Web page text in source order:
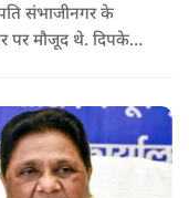
संभाजीनगर के
पर मौजूद थे. दिपके
हो गई.